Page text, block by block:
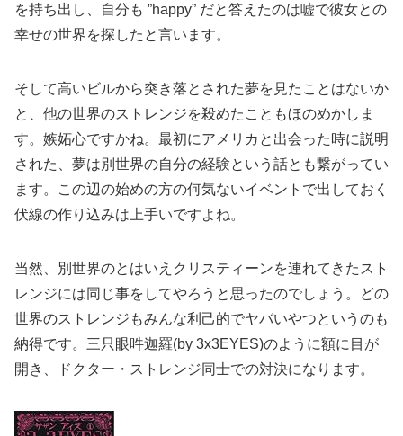
を持ち出し、自分も ”happy” だと答えたのは嘘で彼女との
幸せの世界を探したと言います。
そして高いビルから突き落とされた夢を見たことはないか
と、他の世界のストレンジを殺めたこともほのめかしま
す。嫉妬心ですかね。最初にアメリカと出会った時に説明
された、夢は別世界の自分の経験という話とも繋がってい
ます。この辺の始めの方の何気ないイベントで出しておく
伏線の作り込みは上手いですよね。
当然、別世界のとはいえクリスティーンを連れてきたスト
レンジには同じ事をしてやろうと思ったのでしょう。どの
世界のストレンジもみんな利己的でヤバいやつというのも
納得です。三只眼吽迦羅(by 3x3EYES)のように額に目が
開き、ドクター・ストレンジ同士での対決になります。